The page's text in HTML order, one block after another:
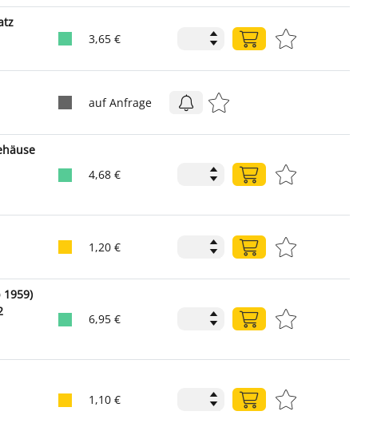
3,65 €
auf Anfrage
4,68 €
1,20 €
6,95 €
1,10 €